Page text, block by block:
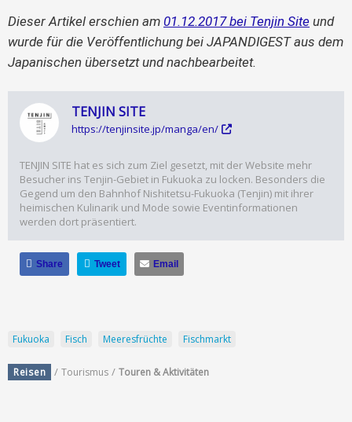
Dieser Artikel erschien am 01.12.2017 bei Tenjin Site und
wurde für die Veröffentlichung bei JAPANDIGEST aus dem
Japanischen übersetzt und nachbearbeitet.
TENJIN SITE
https://tenjinsite.jp/manga/en/
TENJIN SITE hat es sich zum Ziel gesetzt, mit der Website mehr
Besucher ins Tenjin-Gebiet in Fukuoka zu locken. Besonders die
Gegend um den Bahnhof Nishitetsu-Fukuoka (Tenjin) mit ihrer
heimischen Kulinarik und Mode sowie Eventinformationen
werden dort präsentiert.
Share Tweet Email
Fukuoka Fisch Meeresfrüchte Fischmarkt
Reisen / Tourismus / Touren & Aktivitäten